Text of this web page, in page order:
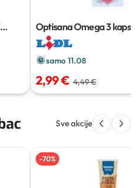
Optisana Omega 3
samo 11.08
2,99 € 4,49 €
Sve akcije
-70%